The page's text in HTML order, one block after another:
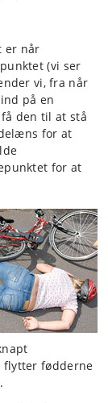
er når
(vi ser
vi, fra når
på en
den til at stå
for at
for at
flytter fødderne